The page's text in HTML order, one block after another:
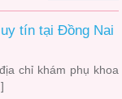
tín tại Đồng Nai
chỉ khám phụ khoa